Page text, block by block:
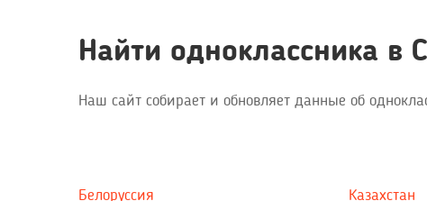
Найти одноклассника в
Наш сайт собирает и обновляет данные об
Белоруссия
Казахстан